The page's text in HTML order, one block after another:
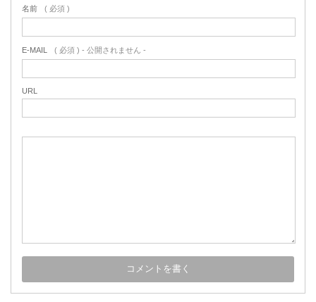
名前 ( 必須 )
E-MAIL ( 必須 ) - 公開されません -
URL